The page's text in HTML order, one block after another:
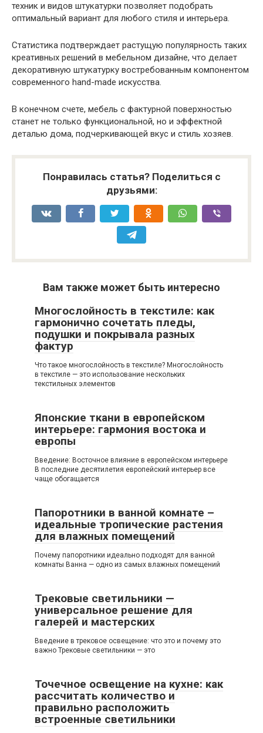
техник и видов штукатурки позволяет подобрать
оптимальный вариант для любого стиля и интерьера.
Статистика подтверждает растущую популярность таких
креативных решений в мебельном дизайне, что делает
декоративную штукатурку востребованным компонентом
современного hand-made искусства.
В конечном счете, мебель с фактурной поверхностью
станет не только функциональной, но и эффектной
деталью дома, подчеркивающей вкус и стиль хозяев.
Понравилась статья? Поделиться с
друзьями:
Вам также может быть интересно
Многослойность в текстиле: как
гармонично сочетать пледы,
подушки и покрывала разных
фактур
Что такое многослойность в текстиле? Многослойность
в текстиле — это использование нескольких
текстильных элементов
Японские ткани в европейском
интерьере: гармония востока и
европы
Введение: Восточное влияние в европейском интерьере
В последние десятилетия европейский интерьер все
чаще обогащается
Папоротники в ванной комнате –
идеальные тропические растения
для влажных помещений
Почему папоротники идеально подходят для ванной
комнаты Ванна — одно из самых влажных помещений
Трековые светильники —
универсальное решение для
галерей и мастерских
Введение в трековое освещение: что это и почему это
важно Трековые светильники — это
Точечное освещение на кухне: как
рассчитать количество и
правильно расположить
встроенные светильники